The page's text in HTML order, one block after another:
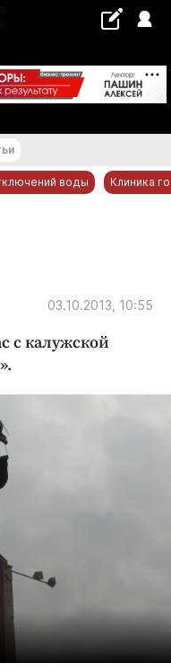
°С
воды Клиника
03.10.2013, 10:55
с калужской